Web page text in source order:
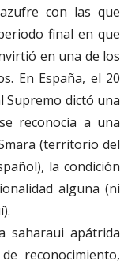
con las que
final en que
en una de los
En España, el 20
Supremo dictó una
reconocía a una
(territorio del
la condición
alguna (ni
saharaui apátrida
reconocimiento,